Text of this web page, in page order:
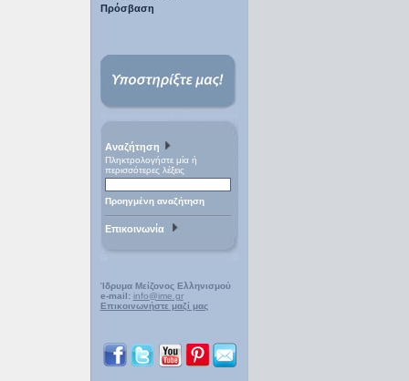
Πρόσβαση
Αναζήτηση
Πληκτρολογήστε μία ή
περισσότερες λέξεις
Προηγμένη αναζήτηση
Επικοινωνία
Ίδρυμα Μείζονος Ελληνισμού
e-mail: info@ime.gr
Επικοινωνήστε μαζί μας